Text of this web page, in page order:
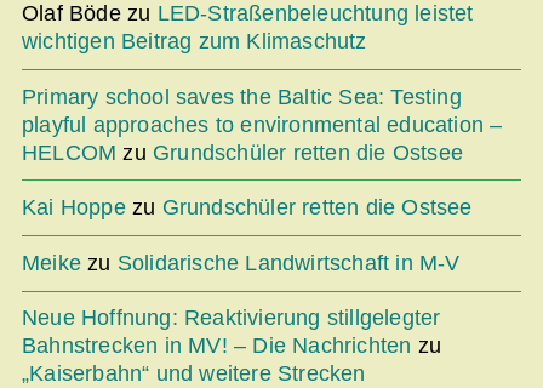
Olaf Bödezu LED-Straßenbeleuchtung leistet
wichtigen Beitrag zum Klimaschutz
Primary school saves the Baltic Sea: Testing
playful approaches to environmental education –
HELCOM zu Grundschüler retten die Ostsee
Kai Hoppezu Grundschüler retten die Ostsee
Meike zu Solidarische Landwirtschaft in M-V
Neue Hoffnung: Reaktivierung stillgelegter
Bahnstrecken in MV! – Die Nachrichten zu
„Kaiserbahn“ und weitere Strecken